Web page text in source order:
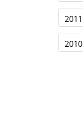
2011
2010